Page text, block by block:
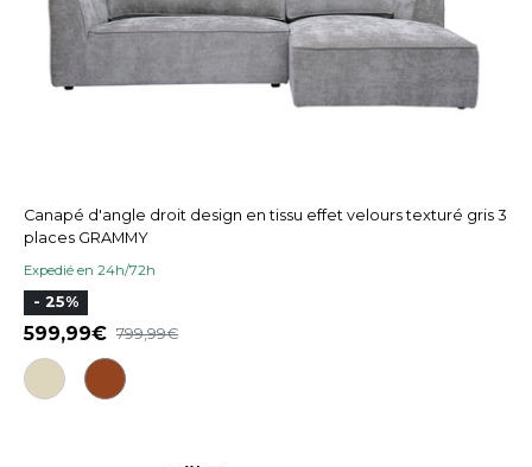
Canapé d'angle droit design en tissu effet velours texturé gris 3
places GRAMMY
Expedié en 24h/72h
- 25%
599,99 799,99